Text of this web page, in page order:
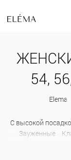
54,
Elema
C высокой
Зауженные
С